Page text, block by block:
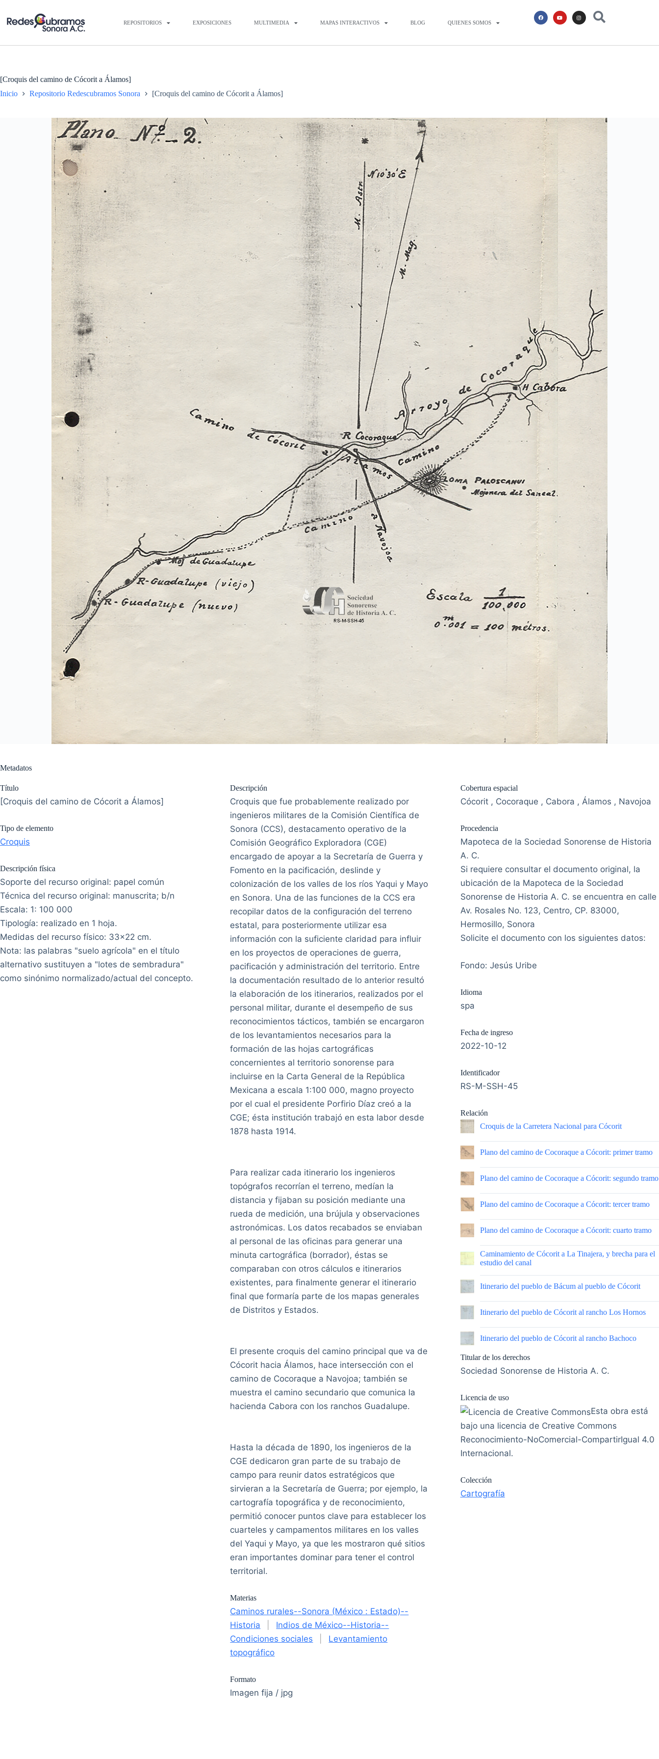
REPOSITORIOS EXPOSICIONES MULTIMEDIA MAPAS INTERACTIVOS BLOG QUIENES SOMOS
[Croquis del camino de Cócorit a Álamos]
Inicio
Repositorio Redescubramos Sonora [Croquis del camino de Cócorit a Álamos]
Metadatos
Título
[Croquis del camino de Cócorit a Álamos]
Tipo de elemento
Croquis
Descripción física
Soporte del recurso original: papel común
Técnica del recurso original: manuscrita; b/n
Escala: 1: 100 000
Tipología: realizado en 1 hoja.
Medidas del recurso físico: 33x22 cm.
Nota: las palabras "suelo agrícola" en el título
alternativo sustituyen a "lotes de sembradura"
como sinónimo normalizado/actual del concepto.
Descripción
Croquis que fue probablemente realizado por
ingenieros militares de la Comisión Científica de
Sonora (CCS), destacamento operativo de la
Comisión Geográfico Exploradora (CGE)
encargado de apoyar a la Secretaría de Guerra y
Fomento en la pacificación, deslinde y
colonización de los valles de los ríos Yaqui y Mayo
en Sonora. Una de las funciones de la CCS era
recopilar datos de la configuración del terreno
estatal, para posteriormente utilizar esa
información con la suficiente claridad para influir
en los proyectos de operaciones de guerra,
pacificación y administración del territorio. Entre
la documentación resultado de lo anterior resultó
la elaboración de los itinerarios, realizados por el
personal militar, durante el desempeño de sus
reconocimientos tácticos, también se encargaron
de los levantamientos necesarios para la
formación de las hojas cartográficas
concernientes al territorio sonorense para
incluirse en la Carta General de la República
Mexicana a escala 1:100 000, magno proyecto
por el cual el presidente Porfirio Díaz creó a la
CGE; ésta institución trabajó en esta labor desde
1878 hasta 1914.
Para realizar cada itinerario los ingenieros
topógrafos recorrían el terreno, medían la
distancia y fijaban su posición mediante una
rueda de medición, una brújula y observaciones
astronómicas. Los datos recabados se enviaban
al personal de las oficinas para generar una
minuta cartográfica (borrador), éstas se
comparaban con otros cálculos e itinerarios
existentes, para finalmente generar el itinerario
final que formaría parte de los mapas generales
de Distritos y Estados.
El presente croquis del camino principal que va de
Cócorit hacia Álamos, hace intersección con el
camino de Cocoraque a Navojoa; también se
muestra el camino secundario que comunica la
hacienda Cabora con los ranchos Guadalupe.
Hasta la década de 1890, los ingenieros de la
CGE dedicaron gran parte de su trabajo de
campo para reunir datos estratégicos que
sirvieran a la Secretaría de Guerra; por ejemplo, la
cartografía topográfica y de reconocimiento,
permitió conocer puntos clave para establecer los
cuarteles y campamentos militares en los valles
del Yaqui y Mayo, ya que les mostraron qué sitios
eran importantes dominar para tener el control
territorial.
Materias
Caminos rurales--Sonora (México : Estado)--
Historia
Indios de México--Historia--
Condiciones sociales
Levantamiento
topográfico
Formato
Imagen fija / jpg
Cobertura espacial
Cócorit , Cocoraque , Cabora , Álamos , Navojoa
Procedencia
Mapoteca de la Sociedad Sonorense de Historia
A. C.
Si requiere consultar el documento original, la
ubicación de la Mapoteca de la Sociedad
Sonorense de Historia A. C. se encuentra en calle
Av. Rosales No. 123, Centro, CP. 83000,
Hermosillo, Sonora
Solicite el documento con los siguientes datos:
Fondo: Jesús Uribe
Idioma
spa
Fecha de ingreso
2022-10-12
Identificador
RS-M-SSH-45
Relación
Croquis de la Carretera Nacional para Cócorit
Plano del camino de Cocoraque a Cócorit: primer tramo
Plano del camino de Cocoraque a Cócorit: segundo tramo
Plano del camino de Cocoraque a Cócorit: tercer tramo
Plano del camino de Cocoraque a Cócorit: cuarto tramo
Caminamiento de Cócorit a La Tinajera, y brecha para el
estudio del canal
Itinerario del pueblo de Bácum al pueblo de Cócorit
Itinerario del pueblo de Cócorit al rancho Los Hornos
Itinerario del pueblo de Cócorit al rancho Bachoco
Titular de los derechos
Sociedad Sonorense de Historia A. C.
Licencia de uso
Esta obra está
bajo una licencia de Creative Commons
Reconocimiento-NoComercial-CompartirIgual 4.0
Internacional.
Colección
Cartografía